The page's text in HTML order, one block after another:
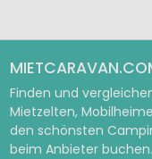
Finden und
Mietzelten,
den schönsten
beim Anbieter buchen.